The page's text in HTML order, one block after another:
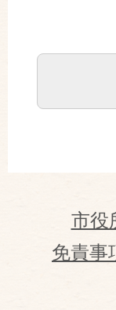
市役
免責事